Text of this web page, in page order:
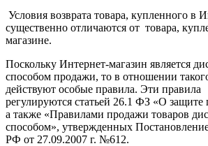
Условия возврата товара, купленного в
существенно отличаются от товара,
магазине.
Поскольку Интернет-магазин является
способом продажи, то в отношении
действуют особые правила. Эти правила
регулируются статьей 26.1 ФЗ «О защите
а также «Правилами продажи товаров
способом», утвержденных
РФ от 27.09.2007 г. №612.